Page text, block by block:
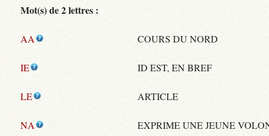
Mot(s) de 2 lettres :
AA COURS DU NORD
IE ID EST, EN BREF
LE ARTICLE
NA EXPRIME UNE JEUNE